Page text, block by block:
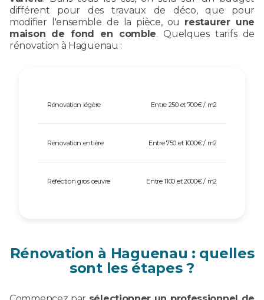
différent pour des travaux de déco, que pour
modifier l'ensemble de la pièce, ou restaurer une
maison de fond en comble. Quelques tarifs de
rénovation à Haguenau :
Rénovation légère Entre 250 et 700€ / m2
Rénovation entière Entre 750 et 1000€ / m2
Réfection gros œuvre Entre 1100 et 2000€ / m2
Rénovation à Haguenau : quelles
sont les étapes ?